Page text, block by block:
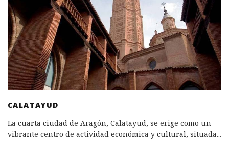
CALATAYUD
La cuarta ciudad de Aragón, Calatayud, se erige como un
vibrante centro de actividad económica y cultural, situada...